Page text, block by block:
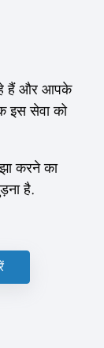
हैं और आपके
इस सेवा को
करने का
है.